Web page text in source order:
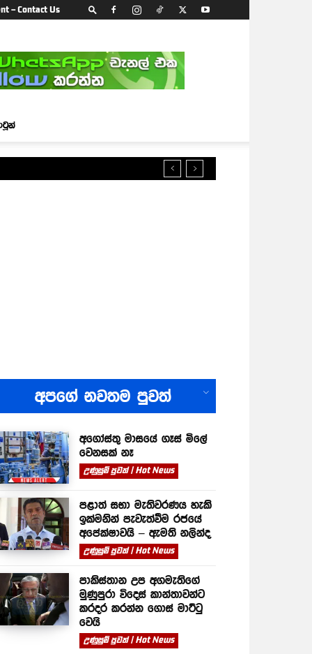
– Contact Us
අපගේ නවතම පුවත්
අගෝස්තු මාසයේ ගෑස් මිලේ
වෙනසක් නෑ
උණුසුම් පුවත් | Hot News
පළාත් සභා මැතිවරණය හැකි
ඉක්මනින් පැවැත්වීම රජයේ
අපේක්ෂාවයි – ඇමති නලින්ද
උණුසුම් පුවත් | Hot News
පාකිස්තාන උප අගමැතිගේ
මුණුපුරා විදෙස් කාන්තාවන්ට
කරදර කරන්න ගොස් මාට්ටු
වෙයි
උණුසුම් පුවත් | Hot News